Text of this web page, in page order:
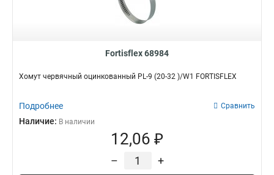
Fortisflex 68984
Хомут червячный оцинкованный PL-9 (20-32 )/W1 FORTISFLEX
Подробнее Сравнить
Наличие: В наличии
12,06 ₽
– +